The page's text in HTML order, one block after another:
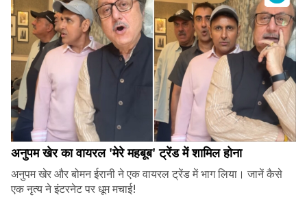
अनुपम खेर का वायरल 'मेरे महबूब' ट्रेंड में शामिल होना
अनुपम खेर और बोमन ईरानी ने एक वायरल ट्रेंड में भाग लिया। जानें कैसे
एक नृत्य ने इंटरनेट पर धूम मचाई!